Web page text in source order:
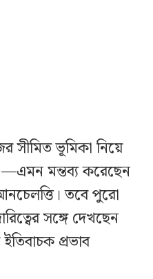
সীমিত ভূমিকা নিয়ে
—এমন মন্তব্য করেছেন
তবে পুরো
সঙ্গে দেখছেন
প্রভাব